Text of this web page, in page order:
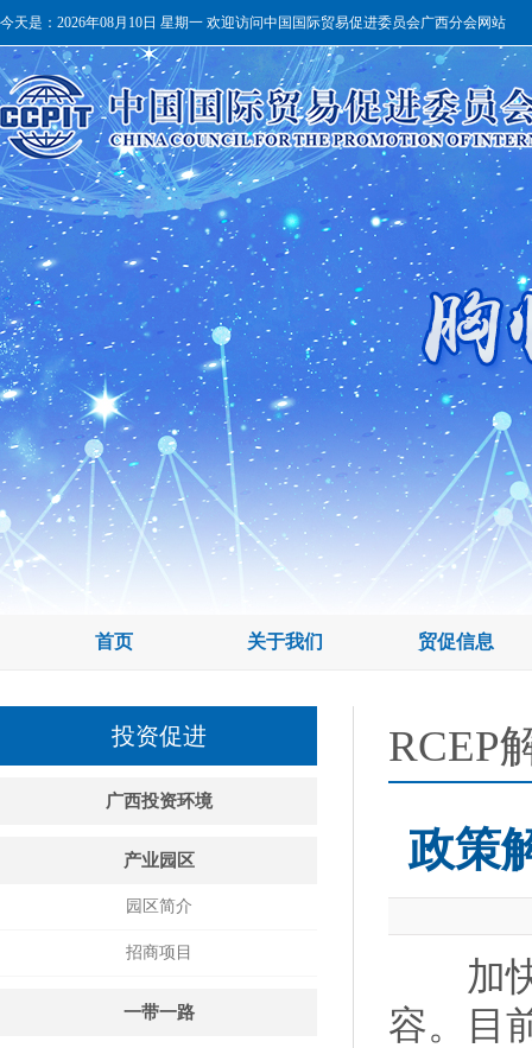
今天是： 2026年08月10日 星期一 欢迎访问中国国际贸易促进委员会广西分会网站
首页 关于我们 贸促信息
投资促进
广西投资环境
产业园区
园区简介
招商项目
一带一路
RCEP
政策
加快
容。目